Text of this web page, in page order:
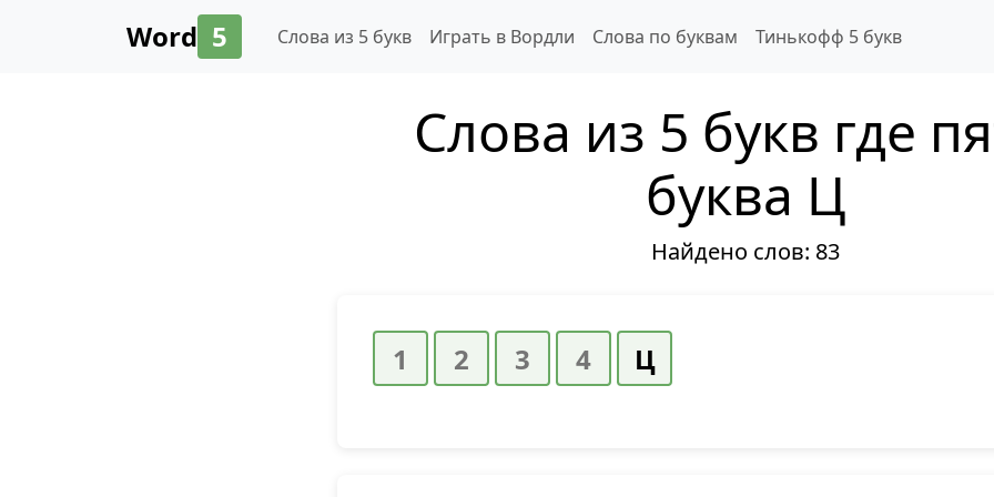
Word 5 Слова из 5 букв Играть в Вордли Слова по буквам Тинькофф 5 букв
Слова из 5 букв где
буква Ц
Найдено слов: 83